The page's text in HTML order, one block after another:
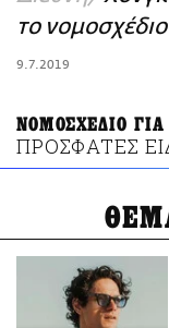
ΑΜΠΑ
PRINT
το
9.7.2019
ΝΟΜΟΣΧΕΔΙΟ
ΠΡΟΣΦΑΤΕΣ